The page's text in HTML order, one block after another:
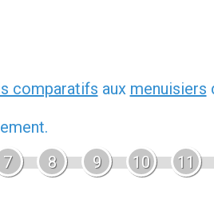
comparatifs aux menuisiers
7 8 9 10 11